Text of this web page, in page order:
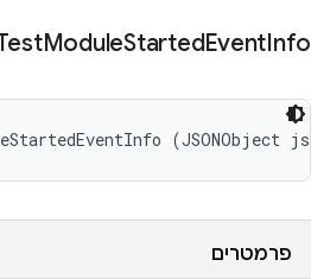
ModuleStartedEventInfo
(JSONObject
פרמטרים